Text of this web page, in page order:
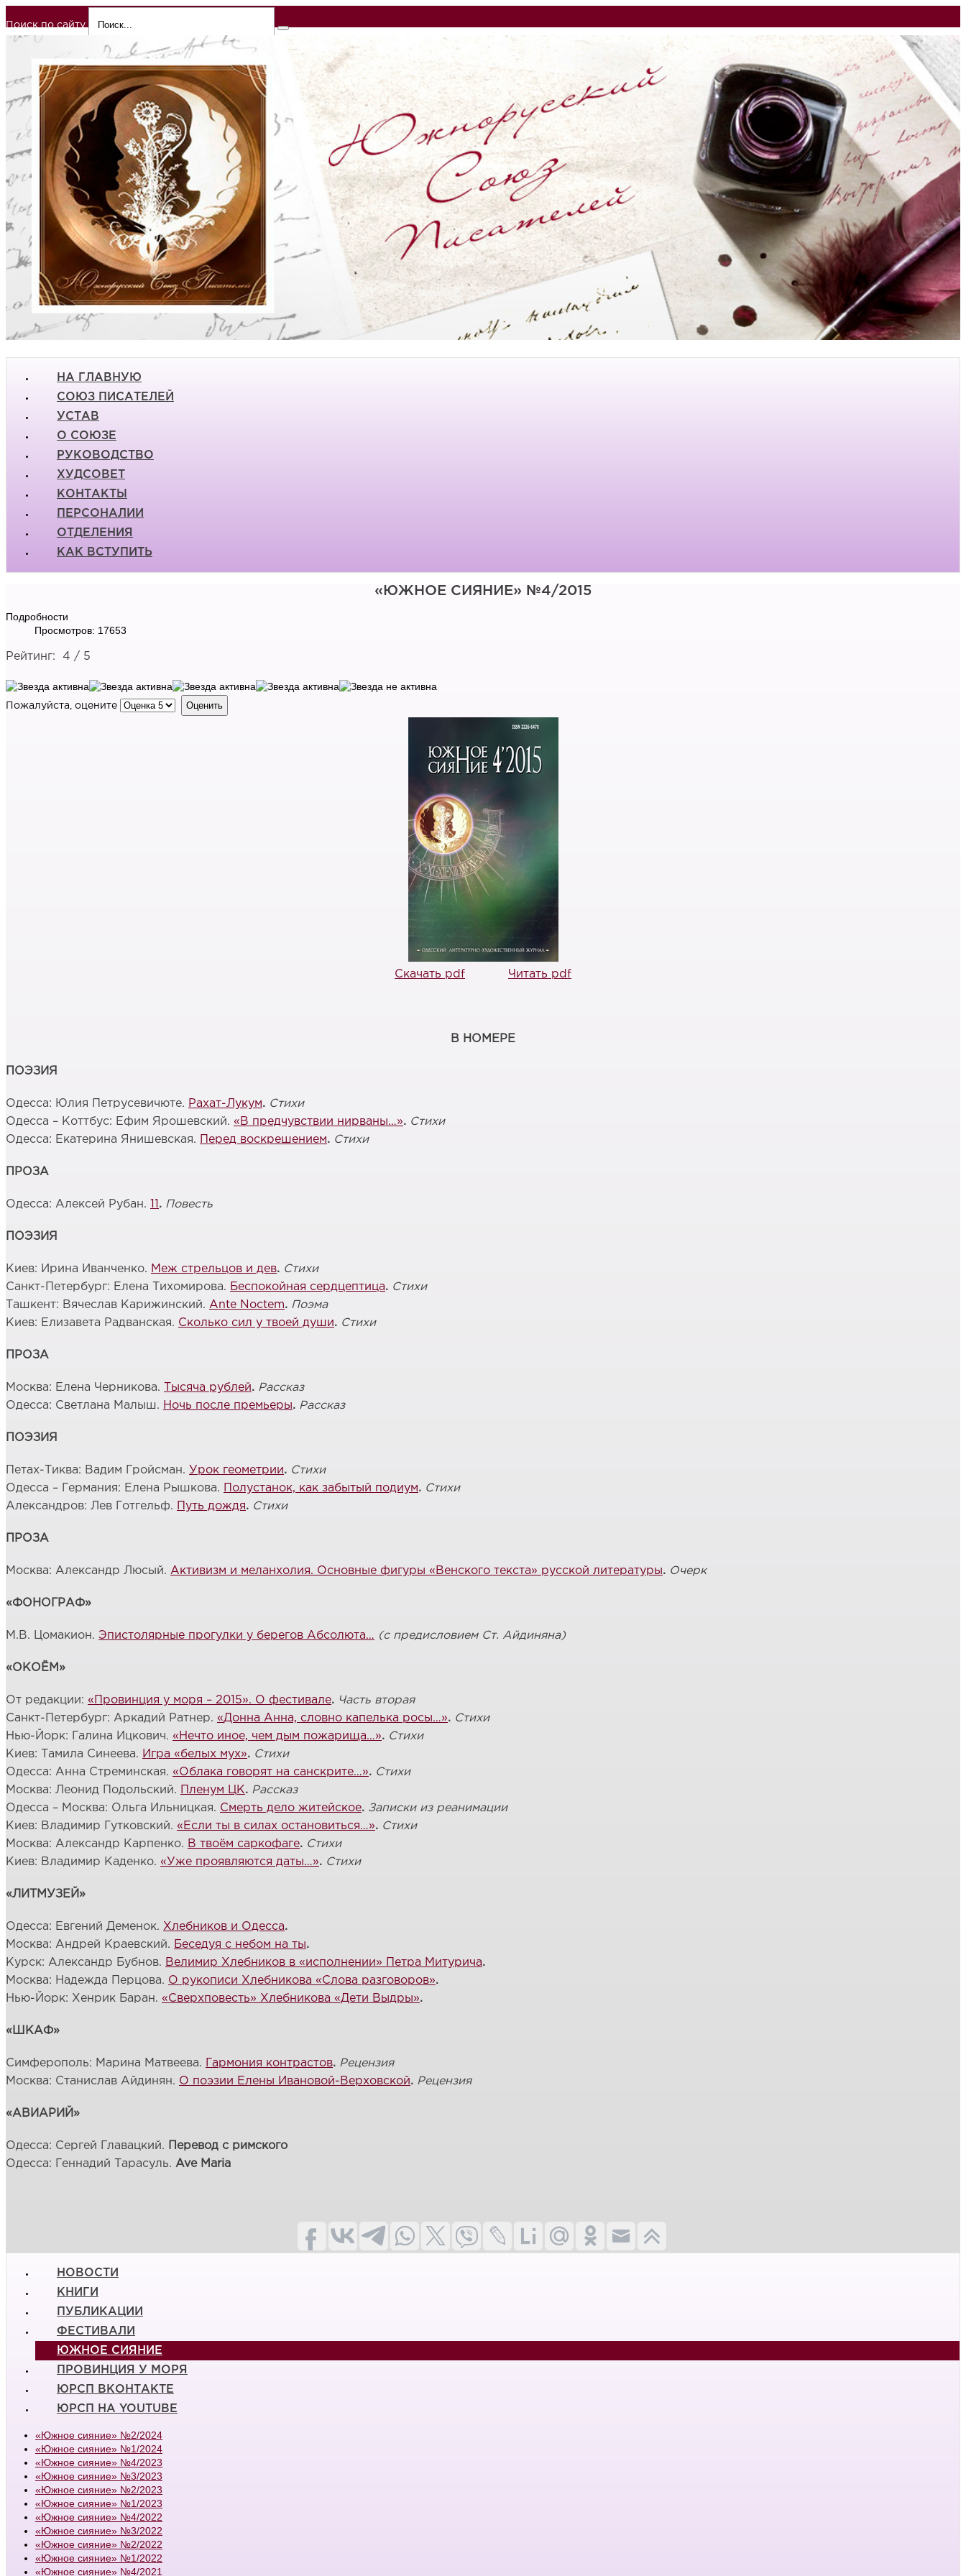
Поиск по сайту
НА ГЛАВНУЮ
СОЮЗ ПИСАТЕЛЕЙ
УСТАВ
О СОЮЗЕ
РУКОВОДСТВО
ХУДСОВЕТ
КОНТАКТЫ
ПЕРСОНАЛИИ
ОТДЕЛЕНИЯ
КАК ВСТУПИТЬ
«ЮЖНОЕ СИЯНИЕ» №4/2015
Подробности
Просмотров: 17653
Рейтинг: 4 / 5
Пожалуйста, оцените
Скачать pdf Читать pdf
В НОМЕРЕ
ПОЭЗИЯ
Одесса: Юлия Петрусевичюте. Рахат-Лукум. Стихи
Одесса – Коттбус: Ефим Ярошевский. «В предчувствии нирваны…». Стихи
Одесса: Екатерина Янишевская. Перед воскрешением. Стихи
ПРОЗА
Одесса: Алексей Рубан. 11 . Повесть
ПОЭЗИЯ
Киев: Ирина Иванченко. Меж стрельцов и дев. Стихи
Санкт-Петербург: Елена Тихомирова. Беспокойная сердцептица. Стихи
Ташкент: Вячеслав Карижинский. Ante Noctem. Поэма
Киев: Елизавета Радванская. Сколько сил у твоей души. Стихи
ПРОЗА
Москва: Елена Черникова. Тысяча рублей. Рассказ
Одесса: Светлана Малыш. Ночь после премьеры. Рассказ
ПОЭЗИЯ
Петах-Тиква: Вадим Гройсман. Урок геометрии. Стихи
Одесса – Германия: Елена Рышкова. Полустанок, как забытый подиум. Стихи
Александров: Лев Готгельф. Путь дождя. Стихи
ПРОЗА
Москва: Александр Люсый. Активизм и меланхолия. Основные фигуры «Венского текста» русской литературы. Очерк
«ФОНОГРАФ»
М.В. Цомакион. Эпистолярные прогулки у берегов Абсолюта… (с предисловием Ст. Айдиняна)
«ОКОЁМ»
От редакции: «Провинция у моря – 2015». О фестивале. Часть вторая
Санкт-Петербург: Аркадий Ратнер. «Донна Анна, словно капелька росы…». Стихи
Нью-Йорк: Галина Ицкович. «Нечто иное, чем дым пожарища…». Стихи
Киев: Тамила Синеева. Игра «белых мух». Стихи
Одесса: Анна Стреминская. «Облака говорят на санскрите…». Стихи
Москва: Леонид Подольский. Пленум ЦК . Рассказ
Одесса – Москва: Ольга Ильницкая. Смерть дело житейское. Записки из реанимации
Киев: Владимир Гутковский. «Если ты в силах остановиться…». Стихи
Москва: Александр Карпенко. В твоём саркофаге. Стихи
Киев: Владимир Каденко. «Уже проявляются даты…». Стихи
«ЛИТМУЗЕЙ»
Одесса: Евгений Деменок. Хлебников и Одесса.
Москва: Андрей Краевский. Беседуя с небом на ты.
Курск: Александр Бубнов. Велимир Хлебников в «исполнении» Петра Митурича.
Москва: Надежда Перцова. О рукописи Хлебникова «Слова разговоров».
Нью-Йорк: Хенрик Баран. «Сверхповесть» Хлебникова «Дети Выдры».
«ШКАФ»
Симферополь: Марина Матвеева. Гармония контрастов. Рецензия
Москва: Станислав Айдинян. О поэзии Елены Ивановой-Верховской. Рецензия
«АВИАРИЙ»
Одесса: Сергей Главацкий. Перевод с римского
Одесса: Геннадий Тарасуль. Ave Maria
НОВОСТИ
КНИГИ
ПУБЛИКАЦИИ
ФЕСТИВАЛИ
ЮЖНОЕ СИЯНИЕ
ПРОВИНЦИЯ У МОРЯ
ЮРСП ВКОНТАКТЕ
ЮРСП НА YOUTUBE
«Южное сияние» №2/2024
«Южное сияние» №1/2024
«Южное сияние» №4/2023
«Южное сияние» №3/2023
«Южное сияние» №2/2023
«Южное сияние» №1/2023
«Южное сияние» №4/2022
«Южное сияние» №3/2022
«Южное сияние» №2/2022
«Южное сияние» №1/2022
«Южное сияние» №4/2021